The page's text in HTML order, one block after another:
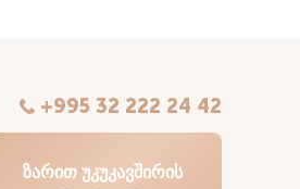
+995 32 222 24 42
ᲖᲐᲠᲘᲗ ᲣᲙᲣᲙᲐᲕᲨᲘᲠᲘᲡ